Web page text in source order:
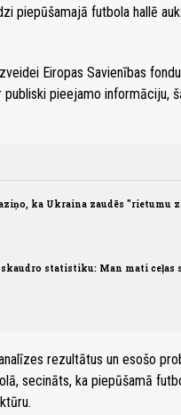
piepūšamajā futbola hallē
Eiropas Savienības
publiski pieejamo informāciju,
ka Ukraina zaudēs "rietumu
skaudro statistiku: Man mati ceļas
rezultātus un esošo
secināts, ka piepūšamā